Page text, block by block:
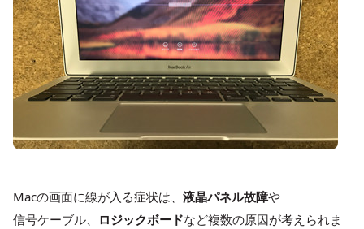
Macの画面に線が入る症状は、 液晶パネル故障や
信号ケーブル、 ロジックボードなど複数の原因が考えられま